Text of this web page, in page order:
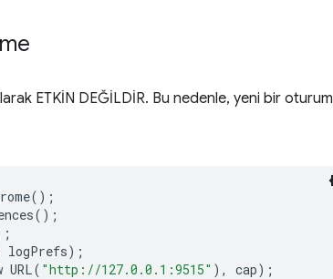
ETKİN DEĞİLDİR. Bu nedenle, yeni bir oturum
() ;
() ;
;
logPrefs) ;
URL( "http://127.0.0.1:9515" ) , cap) ;